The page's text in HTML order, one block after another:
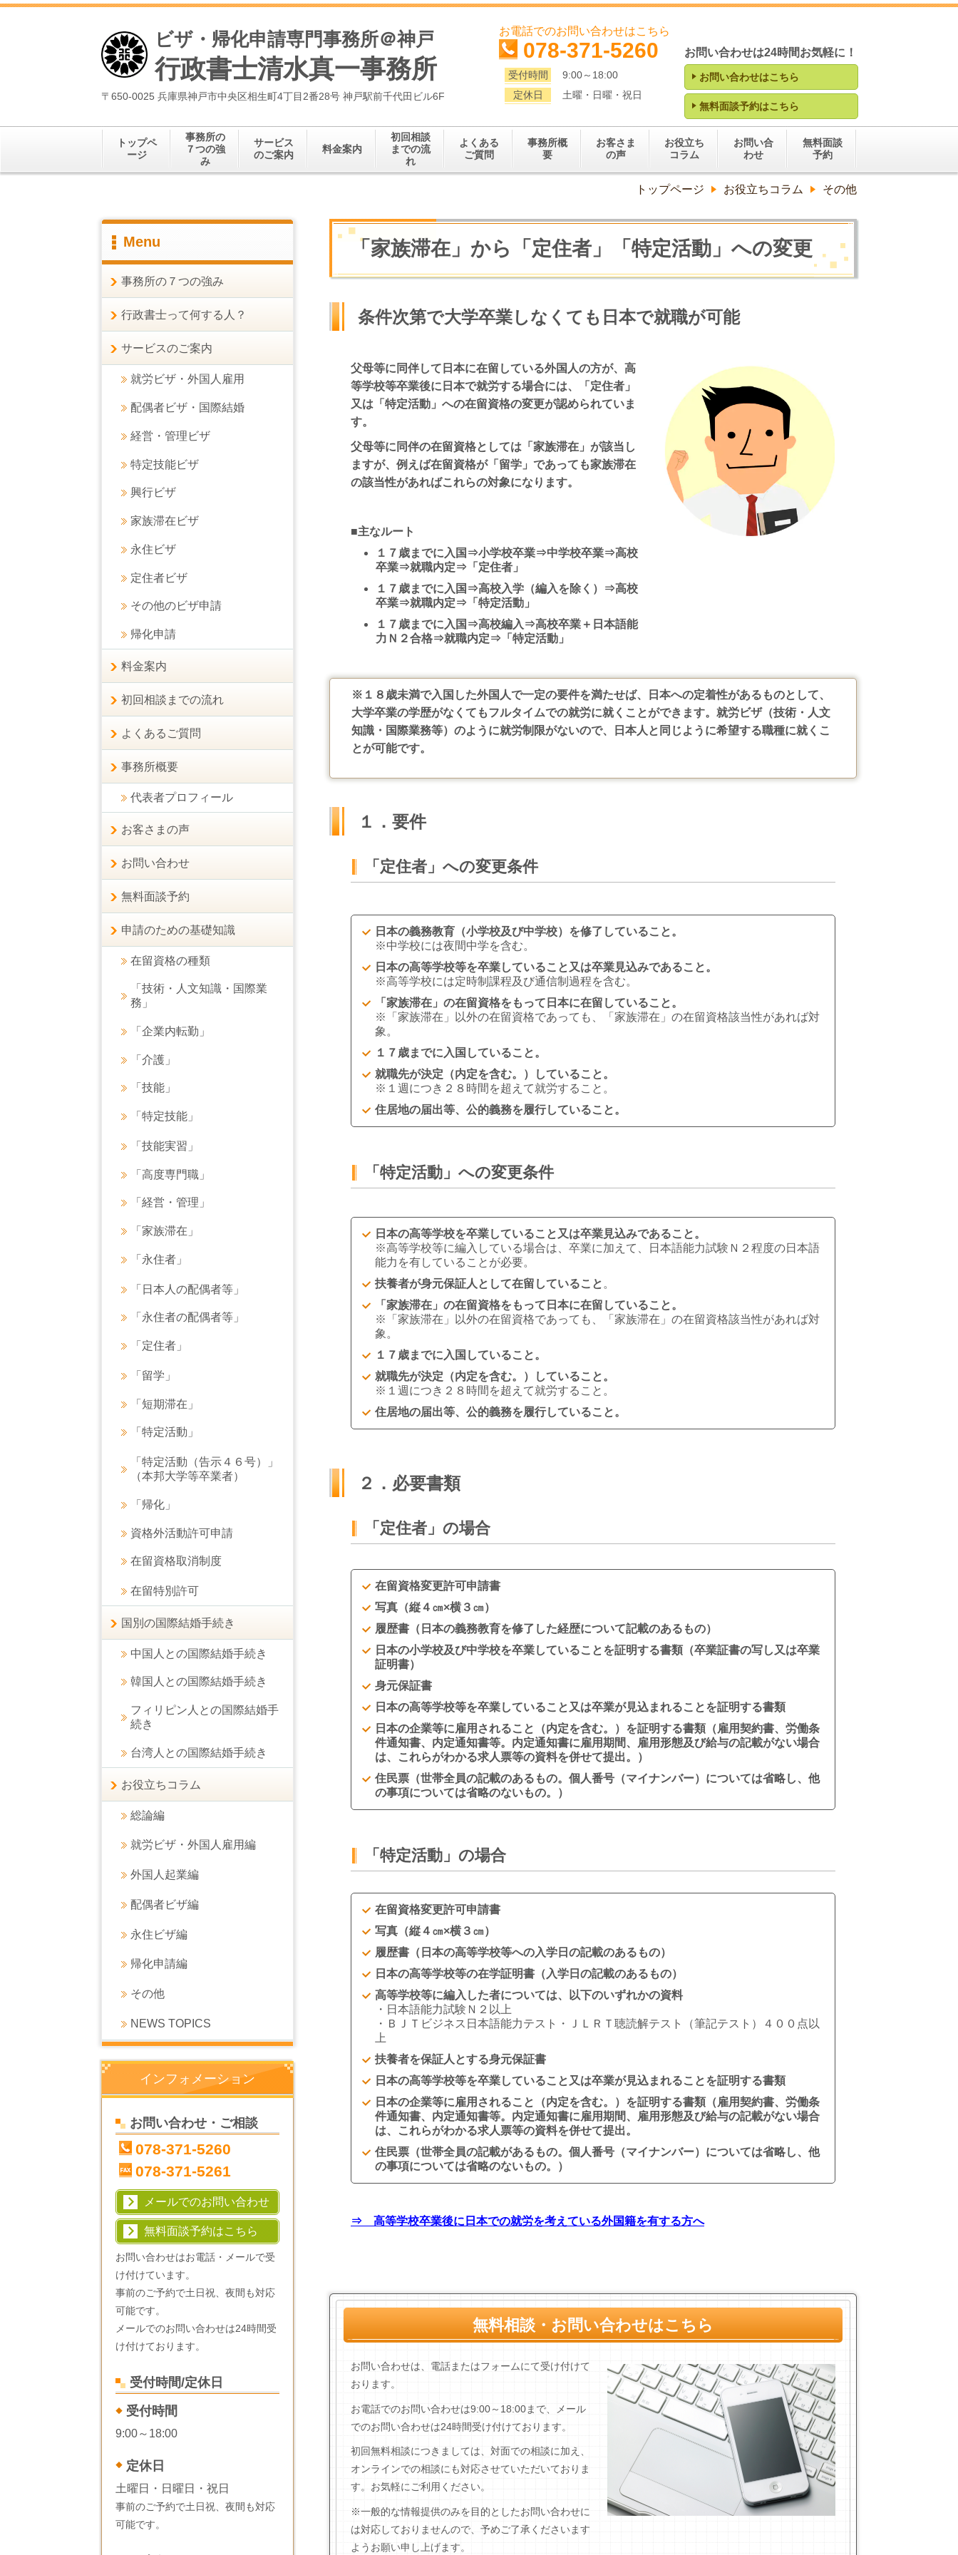
ビザ・帰化申請専門事務所＠神戸
行政書士清水真一事務所
〒650-0025 兵庫県神戸市中央区相生町4丁目2番28号 神戸駅前千代田ビル6F
お電話でのお問い合わせはこちら
078-371-5260
受付時間
9:00～18:00
定休日
土曜・日曜・祝日
お問い合わせは24時間お気軽に！
お問い合わせはこちら
無料面談予約はこちら
トップペ
ージ
事務所の
７つの強
み
サービス
のご案内
料金案内
初回相談
までの流
れ
よくある
ご質問
事務所概
要
お客さま
の声
お役立ち
コラム
お問い合
わせ
無料面談
予約
トップページ お役立ちコラム その他
「家族滞在」から「定住者」「特定活動」への変更
条件次第で大学卒業しなくても日本で就職が可能
父母等に同伴して日本に在留している外国人の方が、高
等学校等卒業後に日本で就労する場合には、「定住者」
又は「特定活動」への在留資格の変更が認められていま
す。
父母等に同伴の在留資格としては「家族滞在」が該当し
ますが、例えば在留資格が「留学」であっても家族滞在
の該当性があればこれらの対象になります。
■主なルート
１７歳までに入国⇒小学校卒業⇒中学校卒業⇒高校
卒業⇒就職内定⇒「定住者」
１７歳までに入国⇒高校入学（編入を除く）⇒高校
卒業⇒就職内定⇒「特定活動」
１７歳までに入国⇒高校編入⇒高校卒業＋日本語能
力Ｎ２合格⇒就職内定⇒「特定活動」
※１８歳未満で入国した外国人で一定の要件を満たせば、日本への定着性があるものとして、
大学卒業の学歴がなくてもフルタイムでの就労に就くことができます。就労ビザ（技術・人文
知識・国際業務等）のように就労制限がないので、日本人と同じように希望する職種に就くこ
とが可能です。
１．要件
「定住者」への変更条件
日本の義務教育（小学校及び中学校）を修了していること。
※中学校には夜間中学を含む。
日本の高等学校等を卒業していること又は卒業見込みであること。
※高等学校には定時制課程及び通信制過程を含む。
「家族滞在」の在留資格をもって日本に在留していること。
※「家族滞在」以外の在留資格であっても、「家族滞在」の在留資格該当性があれば対
象。
１７歳までに入国していること。
就職先が決定（内定を含む。）していること。
※１週につき２８時間を超えて就労すること。
住居地の届出等、公的義務を履行していること。
「特定活動」への変更条件
日本の高等学校を卒業していること又は卒業見込みであること。
※高等学校等に編入している場合は、卒業に加えて、日本語能力試験Ｎ２程度の日本語
能力を有していることが必要。
扶養者が身元保証人として在留していること 。
「家族滞在」の在留資格をもって日本に在留していること。
※「家族滞在」以外の在留資格であっても、「家族滞在」の在留資格該当性があれば対
象。
１７歳までに入国していること。
就職先が決定（内定を含む。）していること。
※１週につき２８時間を超えて就労すること。
住居地の届出等、公的義務を履行していること。
２．必要書類
「定住者」の場合
在留資格変更許可申請書
写真（縦４㎝×横３㎝）
履歴書（日本の義務教育を修了した経歴について記載のあるもの）
日本の小学校及び中学校を卒業していることを証明する書類（卒業証書の写し又は卒業
証明書）
身元保証書
日本の高等学校等を卒業していること又は卒業が見込まれることを証明する書類
日本の企業等に雇用されること（内定を含む。）を証明する書類（雇用契約書、労働条
件通知書、内定通知書等。内定通知書に雇用期間、雇用形態及び給与の記載がない場合
は、これらがわかる求人票等の資料を併せて提出。）
住民票（世帯全員の記載のあるもの。個人番号（マイナンバー）については省略し、他
の事項については省略のないもの。）
「特定活動」の場合
在留資格変更許可申請書
写真（縦４㎝×横３㎝）
履歴書（日本の高等学校等への入学日の記載のあるもの）
日本の高等学校等の在学証明書（入学日の記載のあるもの）
高等学校等に編入した者については、以下のいずれかの資料
・日本語能力試験Ｎ２以上
・ＢＪＴビジネス日本語能力テスト・ＪＬＲＴ聴読解テスト（筆記テスト）４００点以
上
扶養者を保証人とする身元保証書
日本の高等学校等を卒業していること又は卒業が見込まれることを証明する書類
日本の企業等に雇用されること（内定を含む。）を証明する書類（雇用契約書、労働条
件通知書、内定通知書等。内定通知書に雇用期間、雇用形態及び給与の記載がない場合
は、これらがわかる求人票等の資料を併せて提出。
住民票（世帯全員の記載があるもの。個人番号（マイナンバー）については省略し、他
の事項については省略のないもの。）
⇒ 高等学校卒業後に日本での就労を考えている外国籍を有する方へ
無料相談・お問い合わせはこちら
お問い合わせは、電話またはフォームにて受け付けて
おります。
お電話でのお問い合わせは9:00～18:00まで、
メール
でのお問い合わせは24時間受け付けております。
初回無料相談につきましては、対面での相談に加え、
オンラインでの相談にも対応させていただいておりま
す。お気軽にご利用ください。
※一般的な情報提供のみを目的としたお問い合わせに
は対応しておりませんので、予めご了承くださいます
ようお願い申し上げます。
Menu
事務所の７つの強み
行政書士って何する人？
サービスのご案内
就労ビザ・外国人雇用
配偶者ビザ・国際結婚
経営・管理ビザ
特定技能ビザ
興行ビザ
家族滞在ビザ
永住ビザ
定住者ビザ
その他のビザ申請
帰化申請
料金案内
初回相談までの流れ
よくあるご質問
事務所概要
代表者プロフィール
お客さまの声
お問い合わせ
無料面談予約
申請のための基礎知識
在留資格の種類
「技術・人文知識・国際業
務」
「企業内転勤」
「介護」
「技能」
「特定技能」
「技能実習」
「高度専門職」
「経営・管理」
「家族滞在」
「永住者」
「日本人の配偶者等」
「永住者の配偶者等」
「定住者」
「留学」
「短期滞在」
「特定活動」
「特定活動（告示４６号）」
（本邦大学等卒業者）
「帰化」
資格外活動許可申請
在留資格取消制度
在留特別許可
国別の国際結婚手続き
中国人との国際結婚手続き
韓国人との国際結婚手続き
フィリピン人との国際結婚手
続き
台湾人との国際結婚手続き
お役立ちコラム
総論編
就労ビザ・外国人雇用編
外国人起業編
配偶者ビザ編
永住ビザ編
帰化申請編
その他
NEWS TOPICS
インフォメーション
お問い合わせ・ご相談
078-371-5260
078-371-5261
メールでのお問い合わせ
無料面談予約はこちら
お問い合わせはお電話・メールで受
け付けています。
事前のご予約で土日祝、夜間も対応
可能です。
メールでのお問い合わせは24時間受
け付けております。
受付時間/定休日
受付時間
9:00～18:00
定休日
土曜日・日曜日・祝日
事前のご予約で土日祝、夜間も対応
可能です。